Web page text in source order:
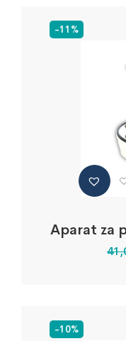
-11%
Aparat za
-10%